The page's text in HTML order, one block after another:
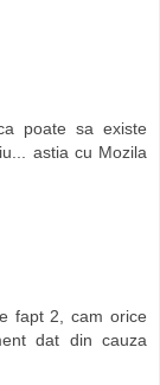
poate sa existe
astia cu Mozila
fapt 2, cam orice
dat din cauza